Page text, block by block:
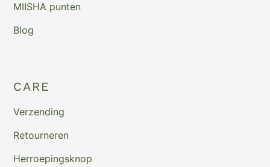
MIISHA punten
Blog
CARE
Verzending
Retourneren
Herroepingsknop